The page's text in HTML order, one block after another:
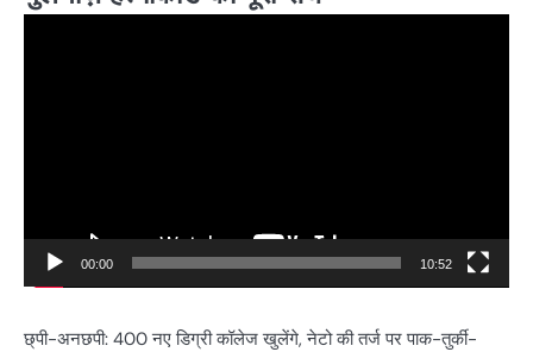
00:00 10:52
छ्पी-अनछपी: 400 नए डिग्री कॉलेज खुलेंगे, नेटो की तर्ज पर पाक-तुर्की-